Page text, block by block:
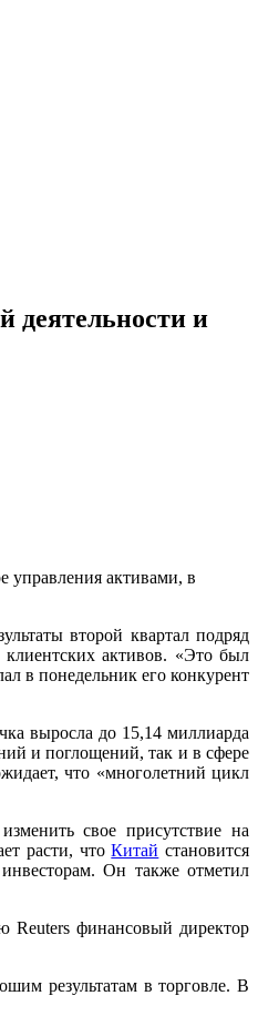
деятельности и
управления активами, в
второй квартал подряд
активов. «Это был
в понедельник его конкурент
выросла до 15,14 миллиарда
и поглощений, так и в сфере
что «многолетний цикл
свое присутствие на
расти, чтоКитай становится
Он также отметил
Reuters финансовый директор
результатам в торговле. В